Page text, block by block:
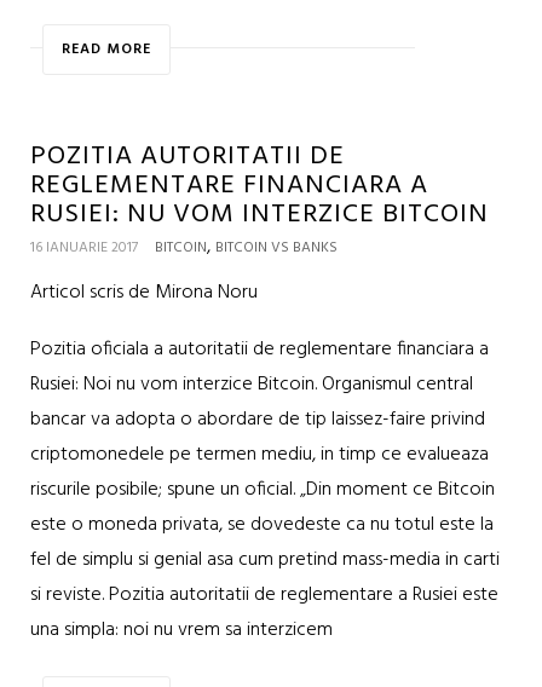
READ MORE
POZITIA AUTORITATII DE
REGLEMENTARE FINANCIARA A
RUSIEI: NU VOM INTERZICE BITCOIN
16 IANUARIE 2017 BITCOIN, BITCOIN VS BANKS
Articol scris de Mirona Noru
Pozitia oficiala a autoritatii de reglementare financiara a
Rusiei: Noi nu vom interzice Bitcoin. Organismul central
bancar va adopta o abordare de tip laissez-faire privind
criptomonedele pe termen mediu, in timp ce evalueaza
riscurile posibile; spune un oficial. „Din moment ce Bitcoin
este o moneda privata, se dovedeste ca nu totul este la
fel de simplu si genial asa cum pretind mass-media in carti
si reviste. Pozitia autoritatii de reglementare a Rusiei este
una simpla: noi nu vrem sa interzicem